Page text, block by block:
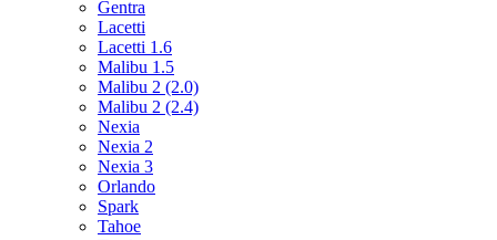
Gentra
Lacetti
Lacetti 1.6
Malibu 1.5
Malibu 2 (2.0)
Malibu 2 (2.4)
Nexia
Nexia 2
Nexia 3
Orlando
Spark
Tahoe